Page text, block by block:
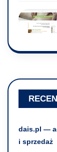
dais.pl —
i sprzedaż